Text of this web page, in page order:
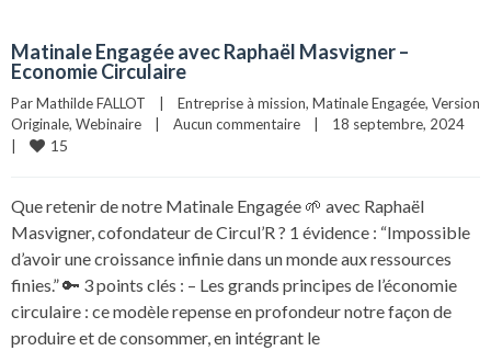
Matinale Engagée avec Raphaël Masvigner –
Economie Circulaire
Par Mathilde FALLOT Entreprise à mission, Matinale Engagée, Version
Originale, Webinaire Aucun commentaire
15
Que retenir de notre Matinale Engagée 🌱 avec Raphaël
Masvigner, cofondateur de Circul’R ? 1 évidence : “Impossible
d’avoir une croissance infinie dans un monde aux ressources
finies.” 🔑 3 points clés : – Les grands principes de l’économie
circulaire : ce modèle repense en profondeur notre façon de
produire et de consommer, en intégrant le